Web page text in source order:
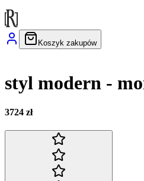
Koszyk zakupów
styl modern -
3724 zł